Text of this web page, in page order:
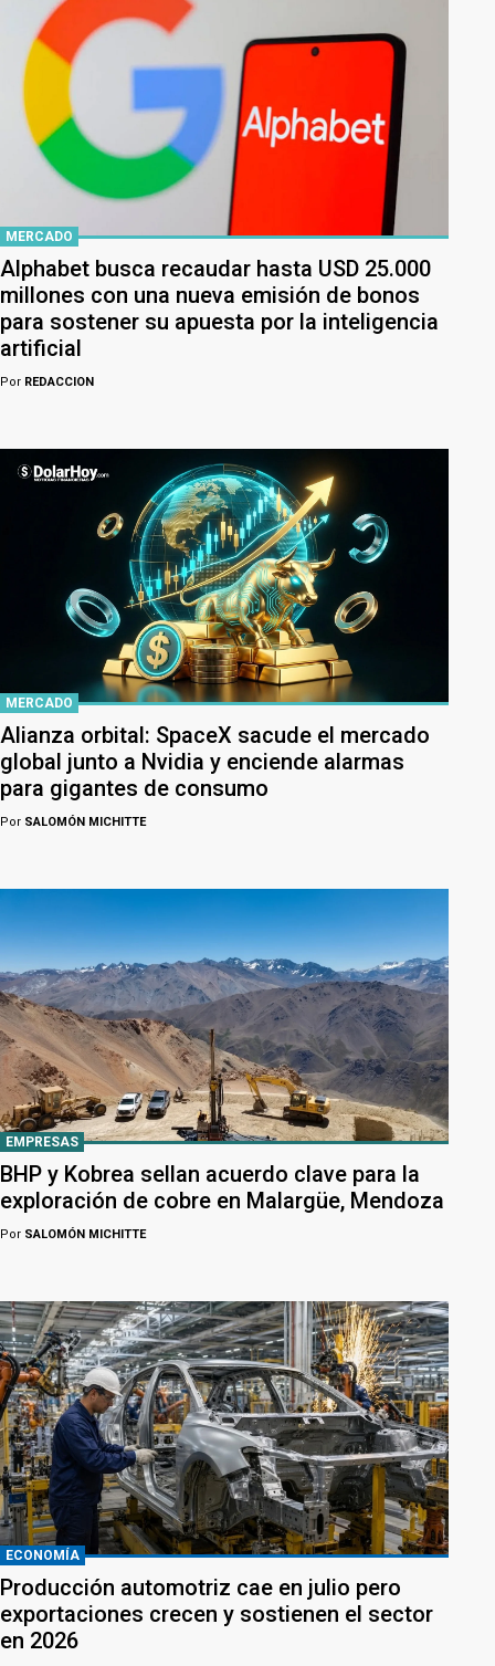
MERCADO
Alphabet busca recaudar hasta USD 25.000
millones con una nueva emisión de bonos
para sostener su apuesta por la inteligencia
artificial
Por REDACCION
MERCADO
Alianza orbital: SpaceX sacude el mercado
global junto a Nvidia y enciende alarmas
para gigantes de consumo
Por SALOMÓN MICHITTE
EMPRESAS
BHP y Kobrea sellan acuerdo clave para la
exploración de cobre en Malargüe, Mendoza
Por SALOMÓN MICHITTE
ECONOMÍA
Producción automotriz cae en julio pero
exportaciones crecen y sostienen el sector
en 2026